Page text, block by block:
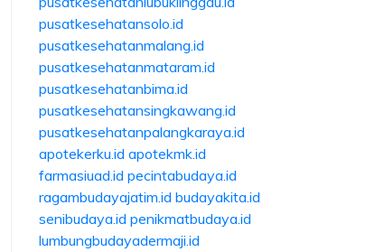
pusatkesehatansolo.id
pusatkesehatanmalang.id
pusatkesehatanmataram.id
pusatkesehatanbima.id
pusatkesehatansingkawang.id
pusatkesehatanpalangkaraya.id
apotekerku.id apotekmk.id
farmasiuad.id pecintabudaya.id
ragambudayajatim.id budayakita.id
senibudaya.id penikmatbudaya.id
lumbungbudayadermaji.id